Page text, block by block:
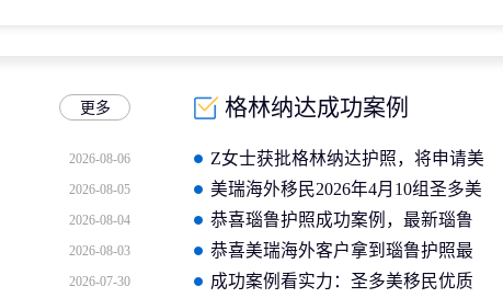
更多
2026-08-06
2026-08-05
2026-08-04
2026-08-03
2026-07-30
格林纳达成功案例
Z女士获批格林纳达护照，将申请美
国E2签证
美瑞海外移民2026年4月10组圣多美
护照成功案例分享
恭喜瑙鲁护照成功案例，最新瑙鲁
护照批准获批信
恭喜美瑞海外客户拿到瑙鲁护照最
新获批信(2026年4月16日)
成功案例看实力：圣多美移民优质